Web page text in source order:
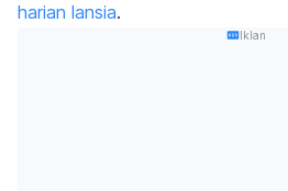
harian lansia.
Iklan